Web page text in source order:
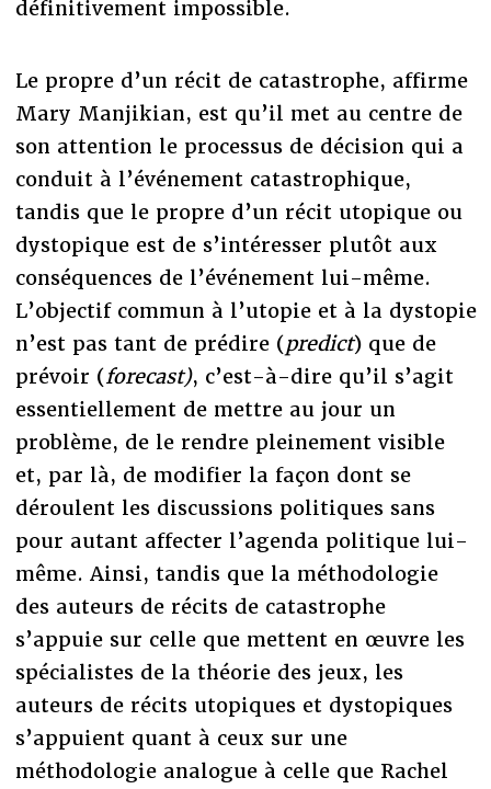
définitivement impossible.
Le propre d’un récit de catastrophe, affirme
Mary Manjikian, est qu’il met au centre de
son attention le processus de décision qui a
conduit à l’événement catastrophique,
tandis que le propre d’un récit utopique ou
dystopique est de s’intéresser plutôt aux
conséquences de l’événement lui-même.
L’objectif commun à l’utopie et à la dystopie
n’est pas tant de prédire (predict) que de
prévoir (forecast), c’est-à-dire qu’il s’agit
essentiellement de mettre au jour un
problème, de le rendre pleinement visible
et, par là, de modifier la façon dont se
déroulent les discussions politiques sans
pour autant affecter l’agenda politique lui-
même. Ainsi, tandis que la méthodologie
des auteurs de récits de catastrophe
s’appuie sur celle que mettent en œuvre les
spécialistes de la théorie des jeux, les
auteurs de récits utopiques et dystopiques
s’appuient quant à ceux sur une
méthodologie analogue à celle que Rachel